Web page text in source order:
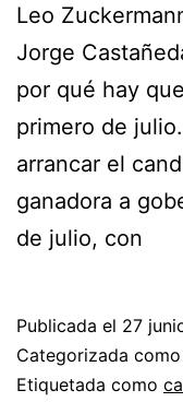
Leo
Jorge
por qué hay
primero de
arrancar el
ganadora a
de julio, con
Publicada el 27
Categorizada como
Etiquetada como